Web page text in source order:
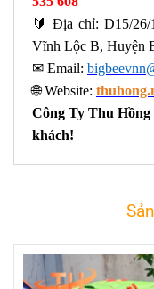
🔰 Địa chỉ: D15/
Vĩnh Lộc B, Huyện
✉ Email:
🌐Website:
Công Ty Thu
khách!